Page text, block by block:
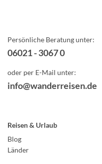
Persönliche Beratung unter:
06021 - 3067 0
oder per E-Mail unter:
info@wanderreisen.de
Reisen & Urlaub
Blog
Länder